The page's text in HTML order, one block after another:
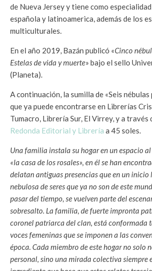
de Nueva Jersey y tiene como
española y latinoamerica, además de los
multiculturales.
En el año 2019, Bazán publicó «Cinco
Estelas de vida y muerte» bajo el sello
(Planeta).
A continuación, la sumilla de «Seis nébulas
que ya puede encontrarse en Librerías
Tumacro, Librería Sur, El Virrey, y a través
Redonda Editorial y Librería a 45 soles.
Una familia instala su hogar en un espacio
«la casa de los rosales», en él se han
delatan antiguas presencias que en un inicio
nebulosa de seres que ya no son de este
pasar del tiempo, se vuelven parte del
sobresalto. La familia, de fuerte impronta
coronel patriarca del clan, está conformada
voces femeninas que se imponen a las
época. Cada miembro de este hogar no solo
personal, sino una mirada colectiva siempre